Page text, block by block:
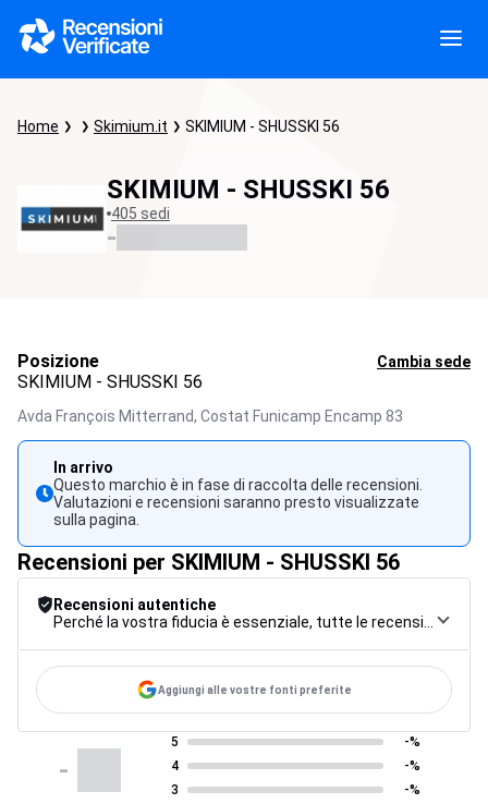
Home Skimium.it SKIMIUM - SHUSSKI 56
SKIMIUM - SHUSSKI 56
405 sedi
-
Posizione Cambia sede
SKIMIUM - SHUSSKI 56
Avda François Mitterrand, Costat Funicamp Encamp 83
In arrivo
Questo marchio è in fase di raccolta delle recensioni.
Valutazioni e recensioni saranno presto visualizzate
sulla pagina.
Recensioni per SKIMIUM - SHUSSKI 56
Recensioni autentiche
Aggiungi alle vostre fonti preferite
-
5
-%
4
-%
3
-%